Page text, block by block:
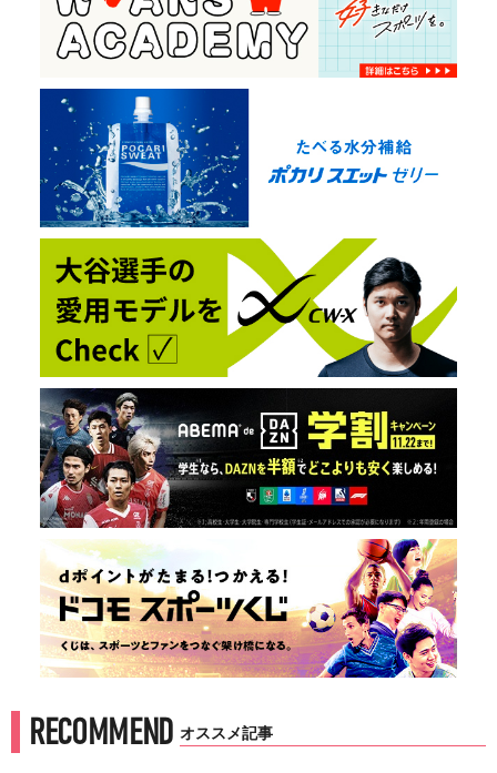
RECOMMEND オススメ記事